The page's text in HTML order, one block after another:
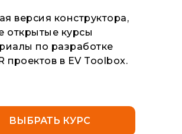
версия конструктора,
открытые курсы
по разработке
проектов в EV Toolbox.
ВЫБРАТЬ КУРС